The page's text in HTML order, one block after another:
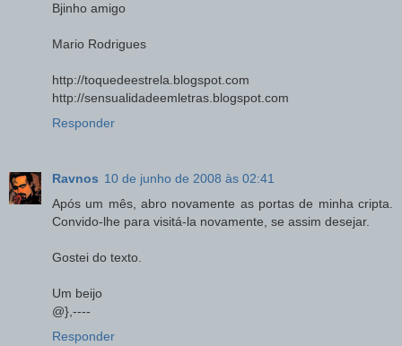
Bjinho amigo
Mario Rodrigues
http://toquedeestrela.blogspot.com
http://sensualidadeemletras.blogspot.com
Responder
Ravnos 10 de junho de 2008 às 02:41
Após um mês, abro novamente as portas de minha cripta.
Convido-lhe para visitá-la novamente, se assim desejar.
Gostei do texto.
Um beijo
@},----
Responder